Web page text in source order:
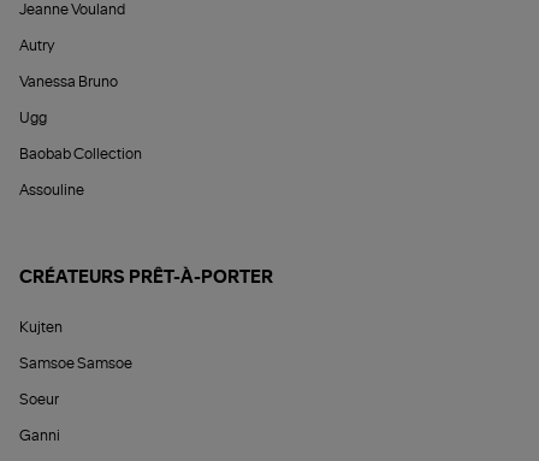
Jeanne Vouland
Autry
Vanessa Bruno
Ugg
Baobab Collection
Assouline
CRÉATEURS PRÊT-À-PORTER
Kujten
Samsoe Samsoe
Soeur
Ganni